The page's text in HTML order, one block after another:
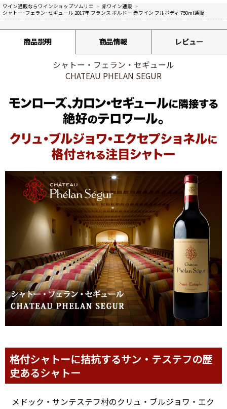
ワイン通販ならワインショップソムリエ > 赤ワイン通販 >
シャトー･フェラン･セギュール 2017年 フランス ボルドー 赤ワイン フルボディ 750ml通販
商品説明 商品情報 レビュー
シャトー・フェラン・セギュール
CHATEAU PHELAN SEGUR
格付シャトーに拮抗するサン・テステフの歴
史あるシャトー
メドック・サンテステフ村のクリュ・ブルジョワ・エク